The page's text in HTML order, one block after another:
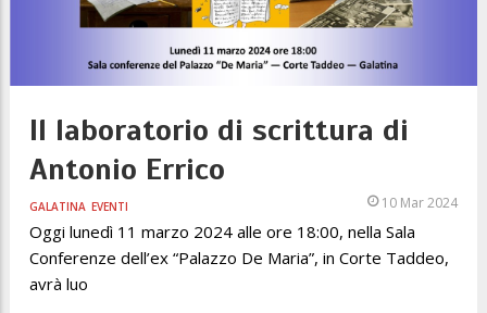
Il laboratorio di scrittura di
Antonio Errico
GALATINA EVENTI 10 Mar 2024
Oggi lunedì 11 marzo 2024 alle ore 18:00, nella Sala
Conferenze dell’ex “Palazzo De Maria”, in Corte Taddeo,
avrà luo